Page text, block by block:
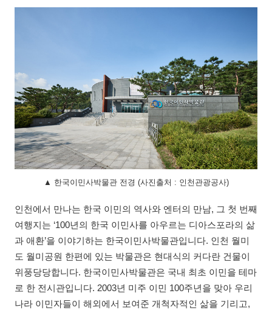
▲ 한국이민사박물관 전경 (사진출처 : 인천관광공사)
인천에서 만나는 한국 이민의 역사와 엔터의 만남, 그 첫 번째
여행지는 ‘100년의 한국 이민사를 아우르는 디아스포라의 삶
과 애환’을 이야기하는 한국이민사박물관입니다. 인천 월미
도 월미공원 한편에 있는 박물관은 현대식의 커다란 건물이
위풍당당합니다. 한국이민사박물관은 국내 최초 이민을 테마
로 한 전시관입니다. 2003년 미주 이민 100주년을 맞아 우리
나라 이민자들이 해외에서 보여준 개척자적인 삶을 기리고,